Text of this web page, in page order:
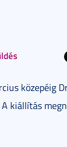
közepéig
kiállítás